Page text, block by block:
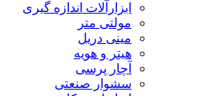
ابزارآلات اندازه گیری
مولتی متر
مینی دریل
هیتر و هویه
آچار پرسی
سشوار صنعتی